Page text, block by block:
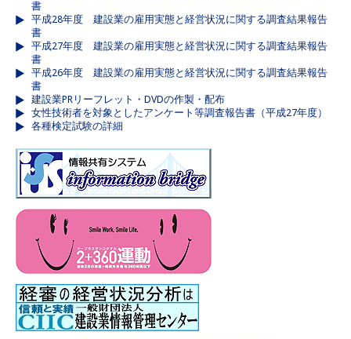
書
平成28年度 建設業の雇用実態と経営状況に関する調査結果報告
書
平成27年度 建設業の雇用実態と経営状況に関する調査結果報告
書
平成26年度 建設業の雇用実態と経営状況に関する調査結果報告
書
建設業PRリーフレット・DVDの作製・配布
女性技術者を対象としたアンケート等調査報告書（平成27年度）
各種検定試験の詳細